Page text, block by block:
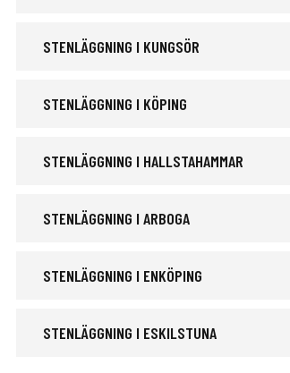
STENLÄGGNING I KUNGSÖR
STENLÄGGNING I KÖPING
STENLÄGGNING I HALLSTAHAMMAR
STENLÄGGNING I ARBOGA
STENLÄGGNING I ENKÖPING
STENLÄGGNING I ESKILSTUNA